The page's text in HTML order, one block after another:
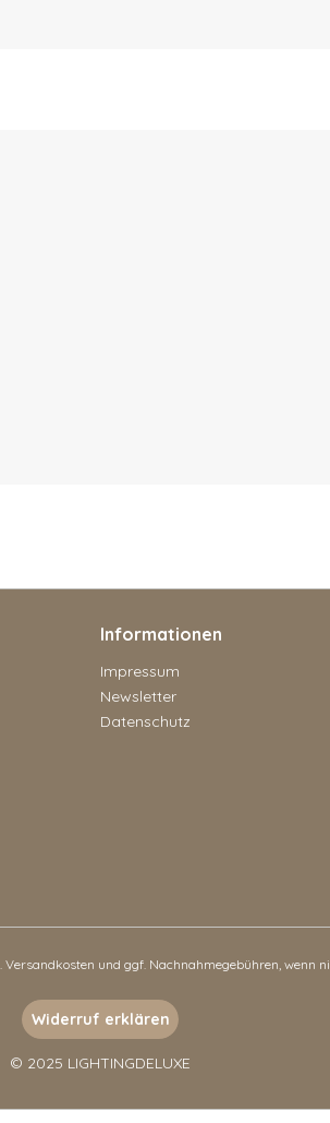
Informationen
Impressum
Newsletter
Datenschutz
Versandkosten und ggf. Nachnahmegebühren, wenn
Widerruf erklären
© 2025 LIGHTINGDELUXE